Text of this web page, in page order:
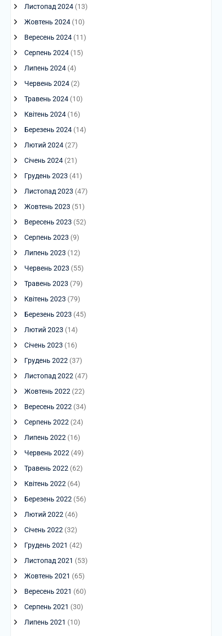
Листопад 2024(13)
Жовтень 2024(10)
Вересень 2024(11)
Серпень 2024(15)
Липень 2024(4)
Червень 2024(2)
Травень 2024(10)
Квітень 2024(16)
Березень 2024(14)
Лютий 2024(27)
Січень 2024(21)
Грудень 2023 (41)
Листопад 2023 (47)
Жовтень 2023 (51)
Вересень 2023 (52)
Серпень 2023 (9)
Липень 2023 (12)
Червень 2023 (55)
Травень 2023 (79)
Квітень 2023 (79)
Березень 2023 (45)
Лютий 2023 (14)
Січень 2023 (16)
Грудень 2022 (37)
Листопад 2022 (47)
Жовтень 2022 (22)
Вересень 2022 (34)
Серпень 2022 (24)
Липень 2022 (16)
Червень 2022 (49)
Травень 2022 (62)
Квітень 2022 (64)
Березень 2022 (56)
Лютий 2022 (46)
Січень 2022 (32)
Грудень 2021 (42)
Листопад 2021 (53)
Жовтень 2021 (65)
Вересень 2021 (60)
Серпень 2021 (30)
Липень 2021 (10)